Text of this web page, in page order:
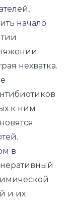
начало
нехватка.
к ним
в
и их